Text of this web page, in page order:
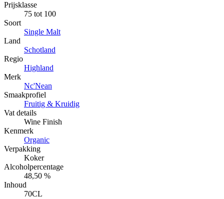
Prijsklasse
75 tot 100
Soort
Single Malt
Land
Schotland
Regio
Highland
Merk
Nc'Nean
Smaakprofiel
Fruitig & Kruidig
Vat details
Wine Finish
Kenmerk
Organic
Verpakking
Koker
Alcoholpercentage
48,50 %
Inhoud
70CL